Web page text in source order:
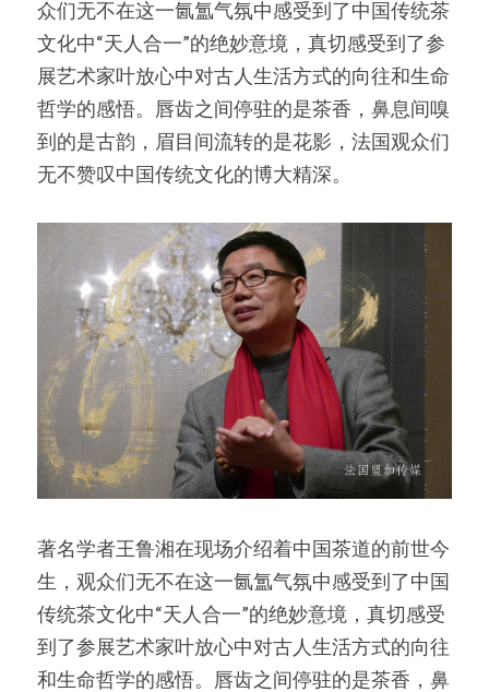
众们无不在这一氤氲气氛中感受到了中国传统茶
文化中“天人合一”的绝妙意境，真切感受到了参
展艺术家叶放心中对古人生活方式的向往和生命
哲学的感悟。唇齿之间停驻的是茶香，鼻息间嗅
到的是古韵，眉目间流转的是花影，法国观众们
无不赞叹中国传统文化的博大精深。
著名学者王鲁湘在现场介绍着中国茶道的前世今
生，观众们无不在这一氤氲气氛中感受到了中国
传统茶文化中“天人合一”的绝妙意境，真切感受
到了参展艺术家叶放心中对古人生活方式的向往
和生命哲学的感悟。唇齿之间停驻的是茶香，鼻